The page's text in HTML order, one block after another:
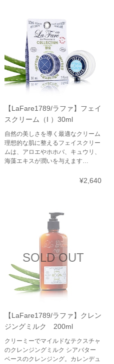
【LaFare1789/ラファ】フェイ
スクリーム（I ）30ml
自然の美しさを導く最適なクリーム
理想的な肌に整えるフェイスクリー
ムは、アロエやホホバ、キュウリ、
海藻エキスが潤いを与えます…
¥2,640
SOLD OUT
【LaFare1789/ラファ】クレン
ジングミルク 200ml
クリーミーでマイルドなテクスチャ
のクレンジングミルク シアバター
ベースのクレンジング。カレンデュ